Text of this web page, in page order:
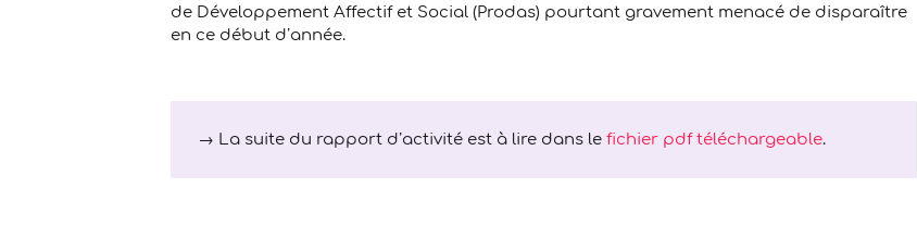
de Développement Affectif et Social (Prodas) pourtant gravement menacé de disparaître
en ce début d’année.
→ La suite du rapport d’activité est à lire dans le fichier pdf téléchargeable.